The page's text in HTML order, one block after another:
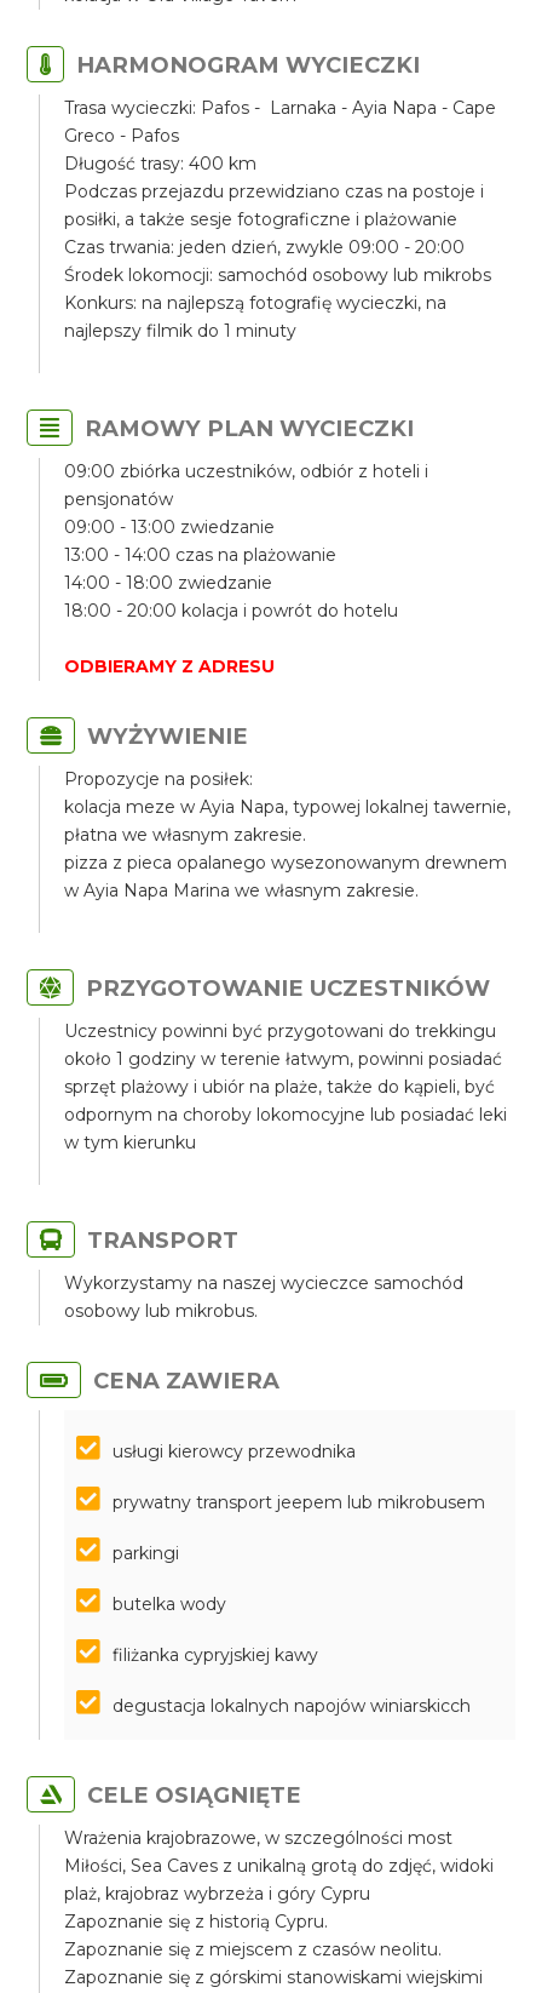
HARMONOGRAM WYCIECZKI
Trasa wycieczki: Pafos - Larnaka - Ayia Napa - Cape
Greco - Pafos
Długość trasy: 400 km
Podczas przejazdu przewidziano czas na postoje i
posiłki, a także sesje fotograficzne i plażowanie
Czas trwania: jeden dzień, zwykle 09:00 - 20:00
Środek lokomocji: samochód osobowy lub mikrobs
Konkurs: na najlepszą fotografię wycieczki, na
najlepszy filmik do 1 minuty
RAMOWY PLAN WYCIECZKI
09:00 zbiórka uczestników, odbiór z hoteli i
pensjonatów
09:00 - 13:00 zwiedzanie
13:00 - 14:00 czas na plażowanie
14:00 - 18:00 zwiedzanie
18:00 - 20:00 kolacja i powrót do hotelu
ODBIERAMY Z ADRESU
WYŻYWIENIE
Propozycje na posiłek:
kolacja meze w Ayia Napa, typowej lokalnej tawernie,
płatna we własnym zakresie.
pizza z pieca opalanego wysezonowanym drewnem
w Ayia Napa Marina we własnym zakresie.
PRZYGOTOWANIE UCZESTNIKÓW
Uczestnicy powinni być przygotowani do trekkingu
około 1 godziny w terenie łatwym, powinni posiadać
sprzęt plażowy i ubiór na plaże, także do kąpieli, być
odpornym na choroby lokomocyjne lub posiadać leki
w tym kierunku
TRANSPORT
Wykorzystamy na naszej wycieczce samochód
osobowy lub mikrobus.
CENA ZAWIERA
usługi kierowcy przewodnika
prywatny transport jeepem lub mikrobusem
parkingi
butelka wody
filiżanka cypryjskiej kawy
degustacja lokalnych napojów winiarskicch
CELE OSIĄGNIĘTE
Wrażenia krajobrazowe, w szczególności most
Miłości, Sea Caves z unikalną grotą do zdjęć, widoki
plaż, krajobraz wybrzeża i góry Cypru
Zapoznanie się z historią Cypru.
Zapoznanie się z miejscem z czasów neolitu.
Zapoznanie się z górskimi stanowiskami wiejskimi